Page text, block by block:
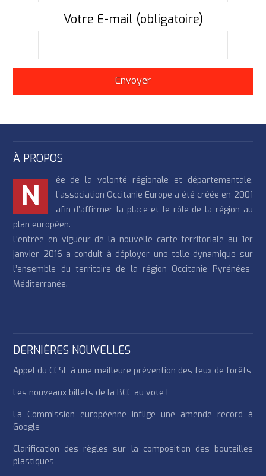
Votre E-mail (obligatoire)
À PROPOS
N
ée de la volonté régionale et départementale,
l’association Occitanie Europe a été créée en 2001
afin d’affirmer la place et le rôle de la région au
plan européen.
L’entrée en vigueur de la nouvelle carte territoriale au 1er
janvier 2016 a conduit à déployer une telle dynamique sur
l’ensemble du territoire de la région Occitanie Pyrénées-
Méditerranée.
DERNIÈRES NOUVELLES
Appel du CESE à une meilleure prévention des feux de forêts
Les nouveaux billets de la BCE au vote !
La Commission européenne inflige une amende record à
Google
Clarification des règles sur la composition des bouteilles
plastiques